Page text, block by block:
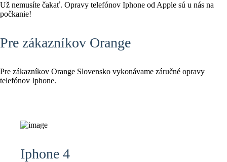
Už nemusíte čakať. Opravy telefónov Iphone od Apple sú u nás na
počkanie!
Pre zákazníkov Orange
Pre zákazníkov Orange Slovensko vykonávame záručné opravy
telefónov Iphone.
Iphone 4